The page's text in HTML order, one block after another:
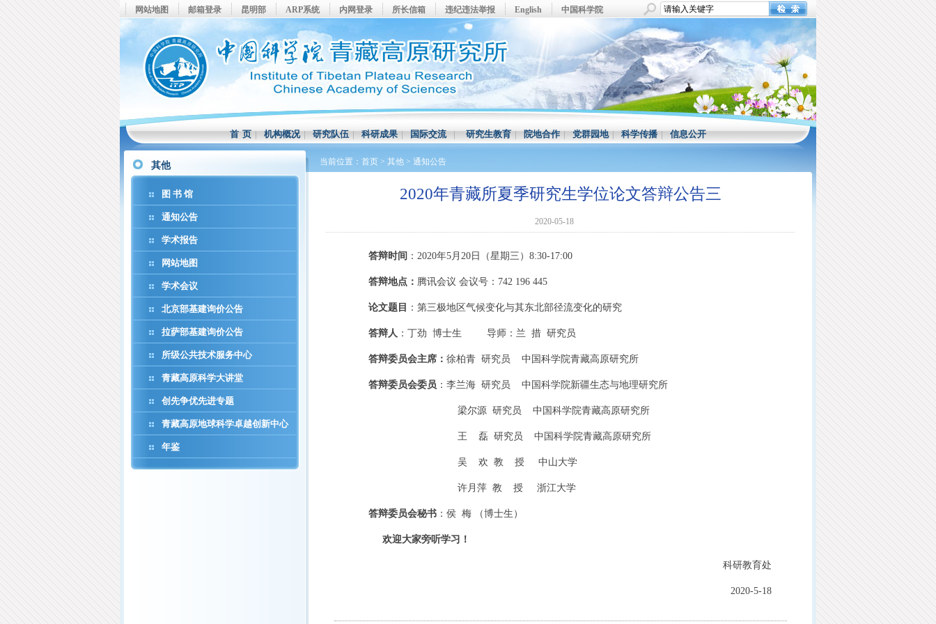
网站地图 邮箱登录 昆明部 ARP系统 内网登录 所长信箱 违纪违法举报 English 中国科学院
首 页|机构概况|研究队伍|科研成果|国际交流|研究生教育|院地合作|党群园地|科学传播|信息公开
其他
图 书 馆
通知公告
学术报告
网站地图
学术会议
北京部基建询价公告
拉萨部基建询价公告
所级公共技术服务中心
青藏高原科学大讲堂
创先争优先进专题
青藏高原地球科学卓越创新中心
年鉴
当前位置： 首页 > 其他 > 通知公告
2020年青藏所夏季研究生学位论文答辩公告三
2020-05-18
答辩时间 ：2020年5月20日（星期三）8:30-17:00
答辩地点： 腾讯会议 会议号：742 196 445
论文题目 ：第三极地区气候变化与其东北部径流变化的研究
答辩人 ：丁劲 博士生 导师：兰 措 研究员
答辩委员会主席： 徐柏青 研究员 中国科学院青藏高原研究所
答辩委员会委员 ：李兰海 研究员 中国科学院新疆生态与地理研究所
梁尔源 研究员 中国科学院青藏高原研究所
王 磊 研究员 中国科学院青藏高原研究所
吴 欢 教 授 中山大学
许月萍 教 授 浙江大学
答辩委员会秘书 ：侯 梅 （博士生）
欢迎大家旁听学习！
科研教育处
2020-5-18